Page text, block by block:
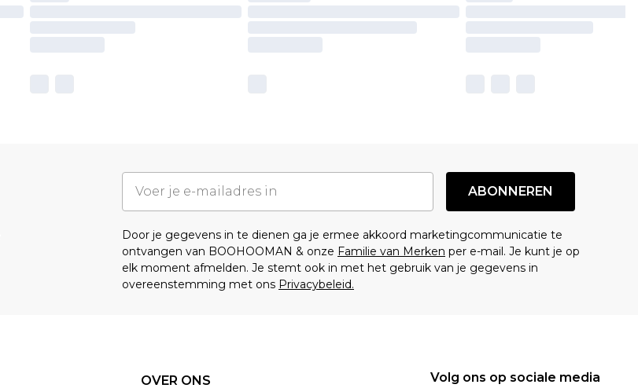
ABONNEREN
Door je gegevens in te dienen ga je ermee akkoord marketingcommunicatie te
ontvangen van BOOHOOMAN & onze Familie van Merken per e-mail. Je kunt je op
elk moment afmelden. Je stemt ook in met het gebruik van je gegevens in
overeenstemming met ons Privacybeleid.
OVER ONS Volg ons op sociale media